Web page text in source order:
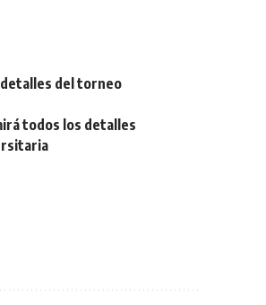
del torneo
todos los detalles